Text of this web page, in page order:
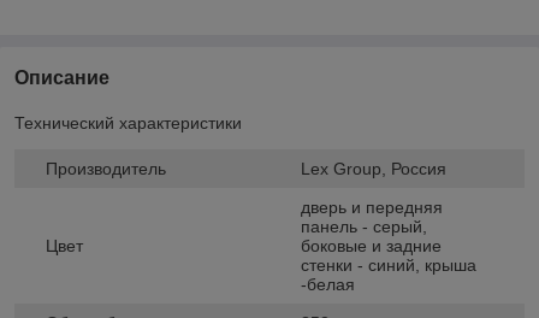
Описание
Технический характеристики
Производитель Lex Group, Россия
Цвет
дверь и передняя
панель - серый,
боковые и задние
стенки - синий, крыша
-белая